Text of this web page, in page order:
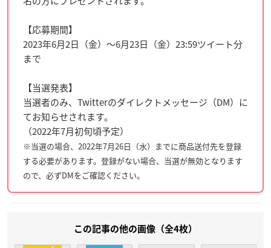
【応募期間】
2023年6月2日（金）～6月23日（金）23:59ツイート分
まで
【当選発表】
当選者のみ、Twitterのダイレクトメッセージ（DM）に
てお知らせされます。
（2022年7月初旬頃予定）
※当選の場合、2022年7月26日（水）までに商品送付先を登録
する必要があります。登録がない場合、当選が無効となります
ので、必ずDMをご確認ください。
この記事の他の画像（全4枚）